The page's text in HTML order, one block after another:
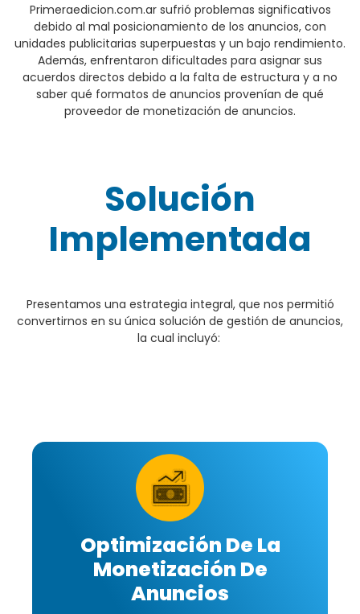
Primeraedicion.com.ar sufrió problemas significativos
debido al mal posicionamiento de los anuncios, con
unidades publicitarias superpuestas y un bajo rendimiento.
Además, enfrentaron dificultades para asignar sus
acuerdos directos debido a la falta de estructura y a no
saber qué formatos de anuncios provenían de qué
proveedor de monetización de anuncios.
Solución
Implementada
Presentamos una estrategia integral, que nos permitió
convertirnos en su única solución de gestión de anuncios,
la cual incluyó:
Optimización De La
Monetización De
Anuncios